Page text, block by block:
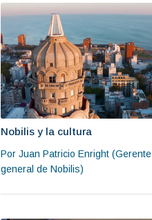
Nobilis y la cultura
Por Juan Patricio Enright (Gerente
general de Nobilis)